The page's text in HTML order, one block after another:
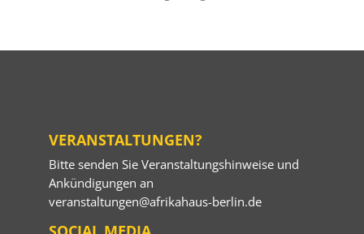
VERANSTALTUNGEN?
Bitte senden Sie Veranstaltungshinweise und
Ankündigungen an
veranstaltungen@afrikahaus-berlin.de